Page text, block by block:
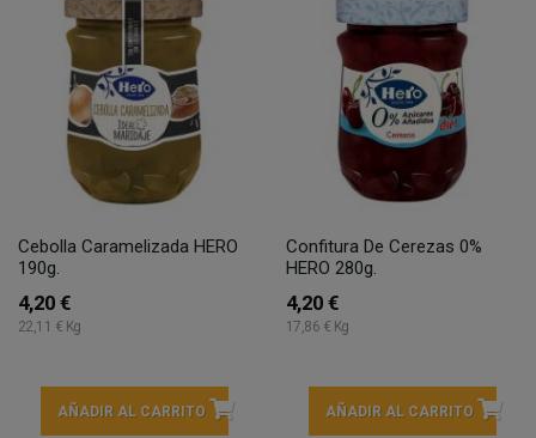
Cebolla Caramelizada HERO
190g.
4,20 €
22,11 € Kg
AÑADIR AL CARRITO
Confitura De Cerezas 0%
HERO 280g.
4,20 €
17,86 € Kg
AÑADIR AL CARRITO